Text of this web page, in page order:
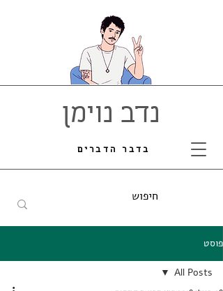
נדב נוימן
בדבר הדברים
פוסט
All Posts